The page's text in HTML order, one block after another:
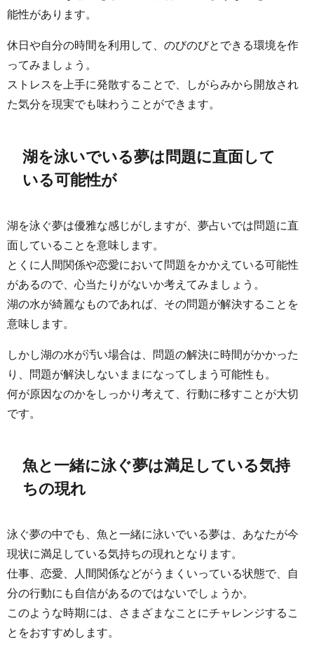
能性があります。
休日や自分の時間を利用して、のびのびとできる環境を作
ってみましょう。
ストレスを上手に発散することで、しがらみから開放され
た気分を現実でも味わうことができます。
湖を泳いでいる夢は問題に直面して
いる可能性が
湖を泳ぐ夢は優雅な感じがしますが、夢占いでは問題に直
面していることを意味します。
とくに人間関係や恋愛において問題をかかえている可能性
があるので、心当たりがないか考えてみましょう。
湖の水が綺麗なものであれば、その問題が解決することを
意味します。
しかし湖の水が汚い場合は、問題の解決に時間がかかった
り、問題が解決しないままになってしまう可能性も。
何が原因なのかをしっかり考えて、行動に移すことが大切
です。
魚と一緒に泳ぐ夢は満足している気持
ちの現れ
泳ぐ夢の中でも、魚と一緒に泳いでいる夢は、あなたが今
現状に満足している気持ちの現れとなります。
仕事、恋愛、人間関係などがうまくいっている状態で、自
分の行動にも自信があるのではないでしょうか。
このような時期には、さまざまなことにチャレンジするこ
とをおすすめします。